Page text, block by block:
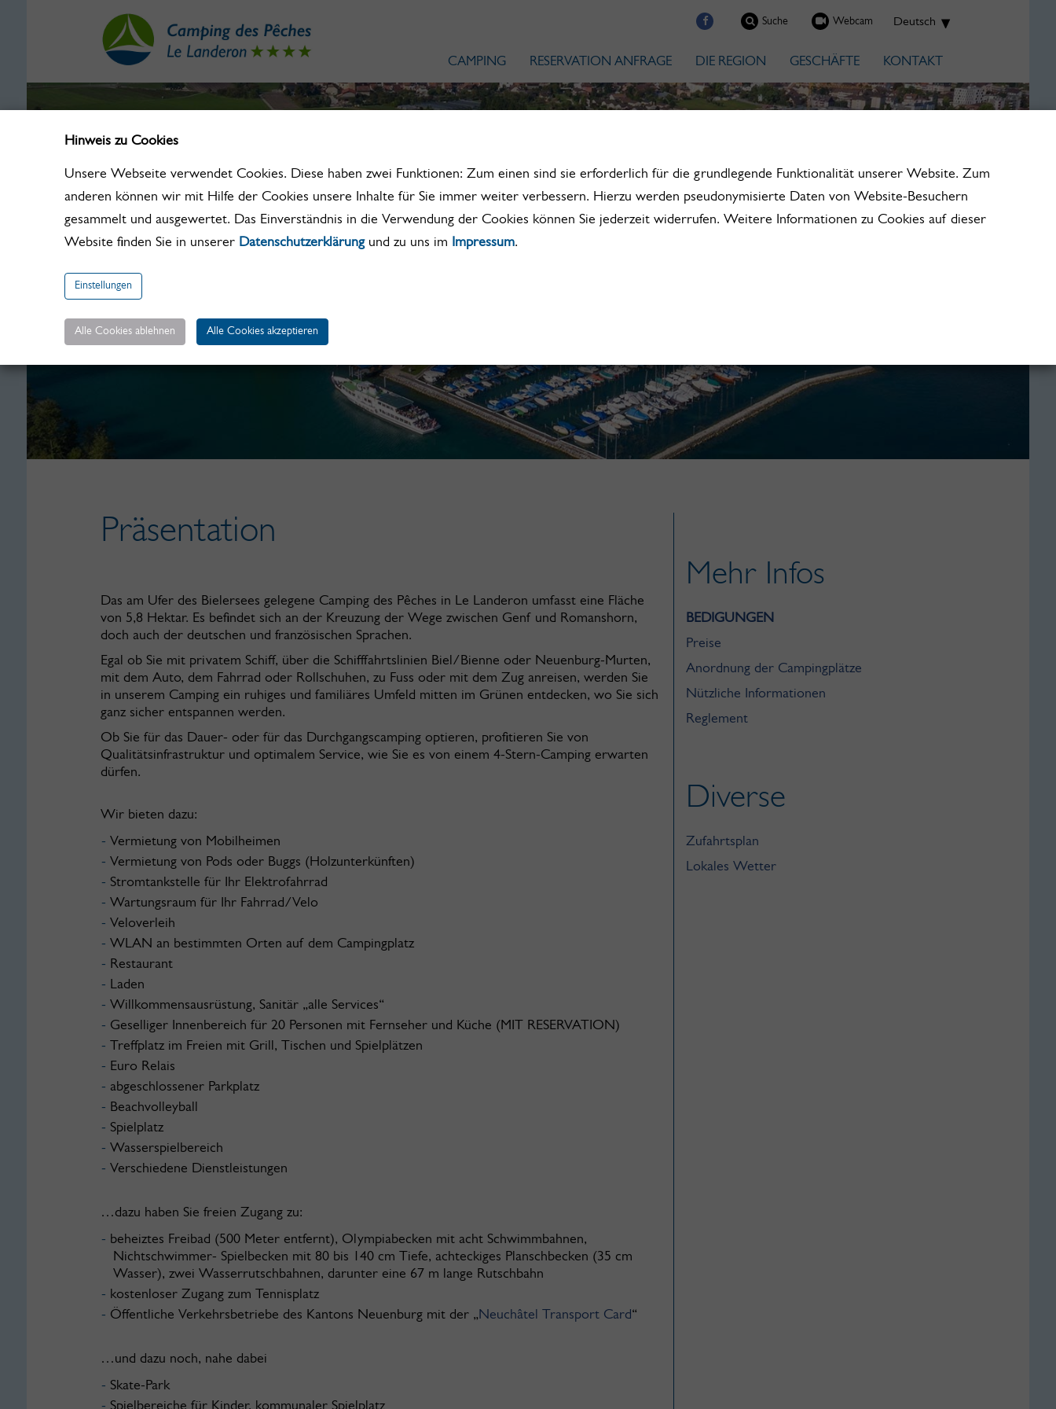
CAMPING RESERVATION ANFRAGE DIE REGION GESCHÄFTE KONTAKT
Suche Webcam
Präsentation
Das am Ufer des Bielersees gelegene Camping des Pêches in Le Landeron umfasst eine Fläche
von 5,8 Hektar. Es befindet sich an der Kreuzung der Wege zwischen Genf und Romanshorn,
doch auch der deutschen und französischen Sprachen.
Egal ob Sie mit privatem Schiff, über die Schifffahrtslinien Biel/Bienne oder Neuenburg-Murten,
mit dem Auto, dem Fahrrad oder Rollschuhen, zu Fuss oder mit dem Zug anreisen, werden Sie
in unserem Camping ein ruhiges und familiäres Umfeld mitten im Grünen entdecken, wo Sie sich
ganz sicher entspannen werden.
Ob Sie für das Dauer- oder für das Durchgangscamping optieren, profitieren Sie von
Qualitätsinfrastruktur und optimalem Service, wie Sie es von einem 4-Stern-Camping erwarten
dürfen.
Wir bieten dazu:
Vermietung von Mobilheimen
Vermietung von Pods oder Buggs (Holzunterkünften)
Stromtankstelle für Ihr Elektrofahrrad
Wartungsraum für Ihr Fahrrad/Velo
Veloverleih
WLAN an bestimmten Orten auf dem Campingplatz
Restaurant
Laden
Willkommensausrüstung, Sanitär „alle Services“
Geselliger Innenbereich für 20 Personen mit Fernseher und Küche (MIT RESERVATION)
Treffplatz im Freien mit Grill, Tischen und Spielplätzen
Euro Relais
abgeschlossener Parkplatz
Beachvolleyball
Spielplatz
Wasserspielbereich
Verschiedene Dienstleistungen
…dazu haben Sie freien Zugang zu:
beheiztes Freibad (500 Meter entfernt), Olympiabecken mit acht Schwimmbahnen,
Nichtschwimmer- Spielbecken mit 80 bis 140 cm Tiefe, achteckiges Planschbecken (35 cm
Wasser), zwei Wasserrutschbahnen, darunter eine 67 m lange Rutschbahn
kostenloser Zugang zum Tennisplatz
Öffentliche Verkehrsbetriebe des Kantons Neuenburg mit der „Neuchâtel Transport Card“
…und dazu noch, nahe dabei
Skate-Park
Mehr Infos
BEDIGUNGEN
Preise
Anordnung der Campingplätze
Nützliche Informationen
Reglement
Diverse
Zufahrtsplan
Lokales Wetter
Hinweis zu Cookies
Unsere Webseite verwendet Cookies. Diese haben zwei Funktionen: Zum einen sind sie erforderlich für die grundlegende Funktionalität unserer Website. Zum
anderen können wir mit Hilfe der Cookies unsere Inhalte für Sie immer weiter verbessern. Hierzu werden pseudonymisierte Daten von Website-Besuchern
gesammelt und ausgewertet. Das Einverständnis in die Verwendung der Cookies können Sie jederzeit widerrufen. Weitere Informationen zu Cookies auf dieser
Website finden Sie in unserer Datenschutzerklärungund zu uns im Impressum.
Einstellungen
Alle Cookies ablehnen Alle Cookies akzeptieren